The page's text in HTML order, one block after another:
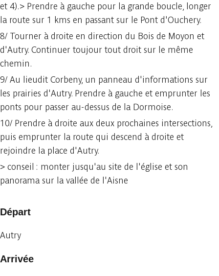
et 4).> Prendre à gauche pour la grande boucle, longer
la route sur 1 kms en passant sur le Pont d'Ouchery.
8/ Tourner à droite en direction du Bois de Moyon et
d'Autry. Continuer toujour tout droit sur le même
chemin.
9/ Au lieudit Corbeny, un panneau d'informations sur
les prairies d'Autry. Prendre à gauche et emprunter les
ponts pour passer au-dessus de la Dormoise.
10/ Prendre à droite aux deux prochaines intersections,
puis emprunter la route qui descend à droite et
rejoindre la place d'Autry.
> conseil : monter jusqu'au site de l'église et son
panorama sur la vallée de l'Aisne
Départ
Autry
Arrivée